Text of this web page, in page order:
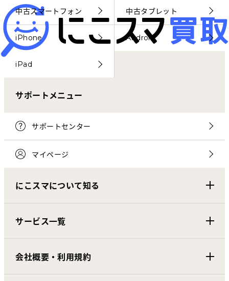
マイページ
中古スマートフォン 中古タブレット
iPhone Android
iPad
サポートメニュー
サポートセンター
マイページ
にこスマについて知る
サービス一覧
会社概要・利用規約